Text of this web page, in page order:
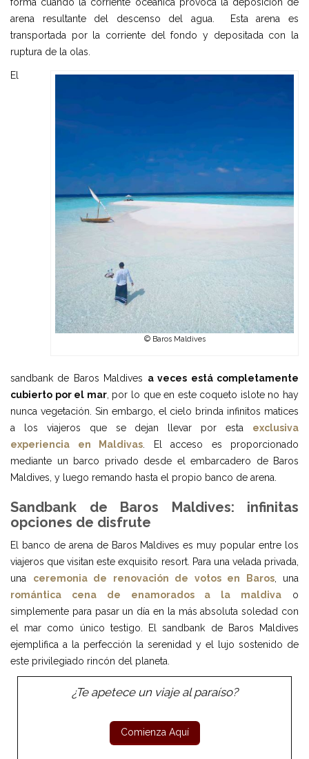
arena resultante del descenso del agua. Esta arena es
transportada por la corriente del fondo y depositada con la
ruptura de la olas.
© Baros Maldives
El
sandbank de Baros Maldives a veces está completamente
cubierto por el mar, por lo que en este coqueto islote no hay
nunca vegetación. Sin embargo, el cielo brinda infinitos matices
a los viajeros que se dejan llevar por esta exclusiva
experiencia en Maldivas. El acceso es proporcionado
mediante un barco privado desde el embarcadero de Baros
Maldives, y luego remando hasta el propio banco de arena.
Sandbank de Baros Maldives: infinitas
opciones de disfrute
El banco de arena de Baros Maldives es muy popular entre los
viajeros que visitan este exquisito resort. Para una velada privada,
una ceremonia de renovación de votos en Baros, una
romántica cena de enamorados a la maldiva o
simplemente para pasar un día en la más absoluta soledad con
el mar como único testigo. El sandbank de Baros Maldives
ejemplifica a la perfección la serenidad y el lujo sostenido de
este privilegiado rincón del planeta.
¿Te apetece un viaje al paraíso?